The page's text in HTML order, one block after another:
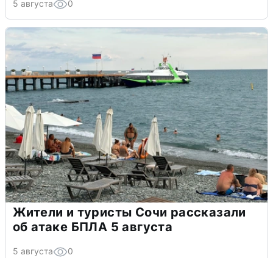
5 августа 0
Жители и туристы Сочи рассказали
об атаке БПЛА 5 августа
5 августа 0